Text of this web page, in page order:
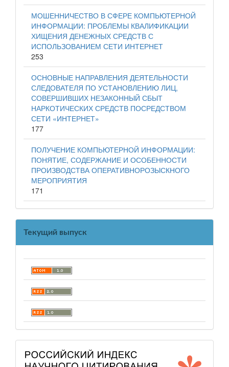
МОШЕННИЧЕСТВО В СФЕРЕ КОМПЬЮТЕРНОЙ
ИНФОРМАЦИИ: ПРОБЛЕМЫ КВАЛИФИКАЦИИ
ХИЩЕНИЯ ДЕНЕЖНЫХ СРЕДСТВ С
ИСПОЛЬЗОВАНИЕМ СЕТИ ИНТЕРНЕТ
253
ОСНОВНЫЕ НАПРАВЛЕНИЯ ДЕЯТЕЛЬНОСТИ
СЛЕДОВАТЕЛЯ ПО УСТАНОВЛЕНИЮ ЛИЦ,
СОВЕРШИВШИХ НЕЗАКОННЫЙ СБЫТ
НАРКОТИЧЕСКИХ СРЕДСТВ ПОСРЕДСТВОМ
СЕТИ «ИНТЕРНЕТ»
177
ПОЛУЧЕНИЕ КОМПЬЮТЕРНОЙ ИНФОРМАЦИИ:
ПОНЯТИЕ, СОДЕРЖАНИЕ И ОСОБЕННОСТИ
ПРОИЗВОДСТВА ОПЕРАТИВНОРОЗЫСКНОГО
МЕРОПРИЯТИЯ
171
Текущий выпуск